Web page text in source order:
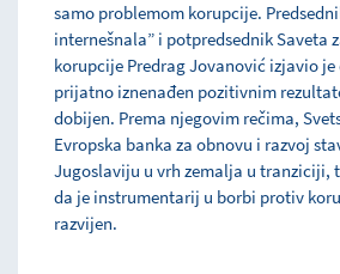
samo problemom korupcije.
internešnala” i potpredsednik Saveta
korupcije Predrag Jovanović izjavio je
prijatno iznenađen pozitivnim
dobijen. Prema njegovim rečima,
Evropska banka za obnovu i razvoj
Jugoslaviju u vrh zemalja u tranziciji,
da je instrumentarij u borbi protiv
razvijen.